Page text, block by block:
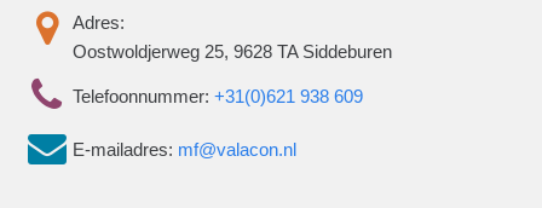
Adres:
Oostwoldjerweg 25, 9628 TA Siddeburen
Telefoonnummer: +31(0)621 938 609
E-mailadres: mf@valacon.nl